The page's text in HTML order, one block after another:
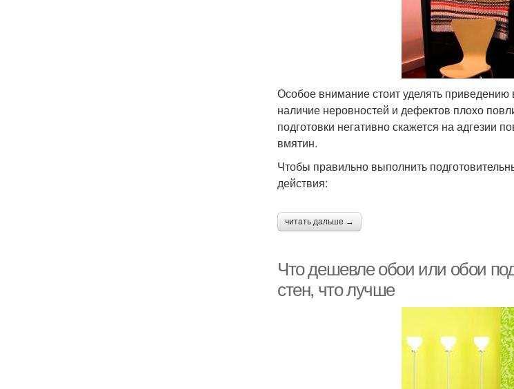
Особое внимание стоит уделять приведению
наличие неровностей и дефектов плохо
подготовки негативно скажется на адгезии
вмятин.
Чтобы правильно выполнить
действия:
читать дальше →
Что дешевле обои или обои
стен, что лучше